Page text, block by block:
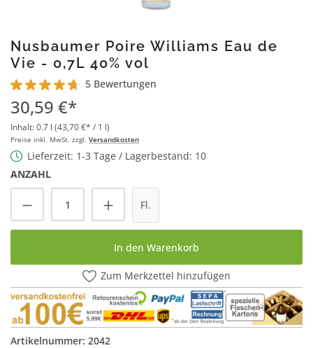
Nusbaumer Poire Williams Eau de
Vie - 0,7L 40% vol
Durchschnittliche Bewertung von 4.8 von 5 Sternen
5 Bewertungen
30,59 €*
Inhalt:0.7 l (43,70 €* / 1 l)
Preise inkl. MwSt. zzgl. Versandkosten
Lieferzeit: 1-3 Tage / Lagerbestand: 10
ANZAHL
Produkt Anzahl: Gib den gewünschten
Fl.
In den Warenkorb
Zum Merkzettel hinzufügen
Artikelnummer: 2042